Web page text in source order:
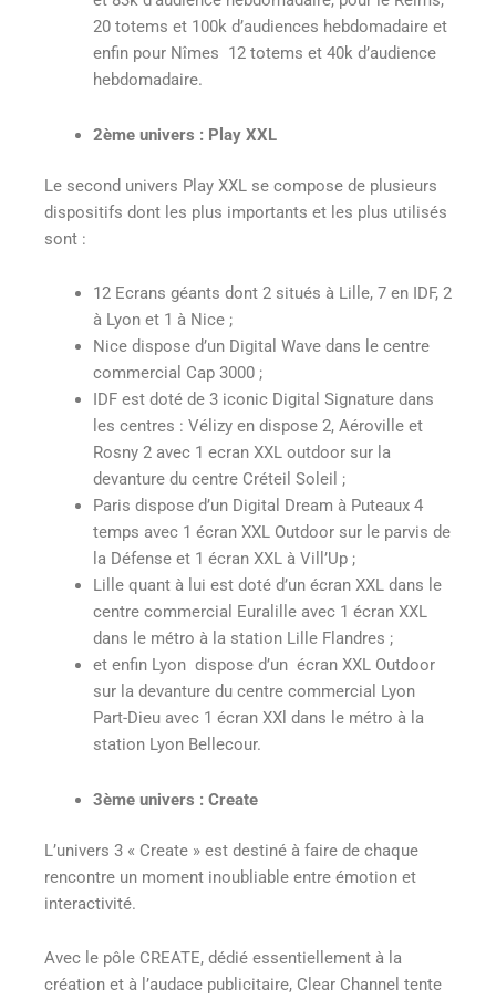
20 totems et 100k d’audiences hebdomadaire et
enfin pour Nîmes 12 totems et 40k d’audience
hebdomadaire.
2èmeunivers : Play XXL
Le second univers Play XXL se compose de plusieurs
dispositifs dont les plus importants et les plus utilisés
sont :
12 Ecrans géants dont 2 situés à Lille, 7 en IDF, 2
à Lyon et 1 à Nice ;
Nice dispose d’un Digital Wave dans le centre
commercial Cap 3000 ;
IDF est doté de 3 iconic Digital Signature dans
les centres : Vélizy en dispose 2, Aéroville et
Rosny 2 avec 1 ecran XXL outdoor sur la
devanture du centre Créteil Soleil ;
Paris dispose d’un Digital Dream à Puteaux 4
temps avec 1 écran XXL Outdoor sur le parvis de
la Défense et 1 écran XXL à Vill’Up ;
Lille quant à lui est doté d’un écran XXL dans le
centre commercial Euralille avec 1 écran XXL
dans le métro à la station Lille Flandres ;
et enfin Lyon dispose d’un écran XXL Outdoor
sur la devanture du centre commercial Lyon
Part-Dieu avec 1 écran XXl dans le métro à la
station Lyon Bellecour.
3ème univers : Create
L’univers 3 « Create » est destiné à faire de chaque
rencontre un moment inoubliable entre émotion et
interactivité.
Avec le pôle CREATE, dédié essentiellement à la
création et à l’audace publicitaire, Clear Channel tente